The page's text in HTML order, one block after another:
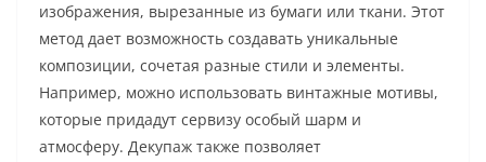
изображения, вырезанные из бумаги или ткани. Этот
метод дает возможность создавать уникальные
композиции, сочетая разные стили и элементы.
Например, можно использовать винтажные мотивы,
которые придадут сервизу особый шарм и
атмосферу. Декупаж также позволяет